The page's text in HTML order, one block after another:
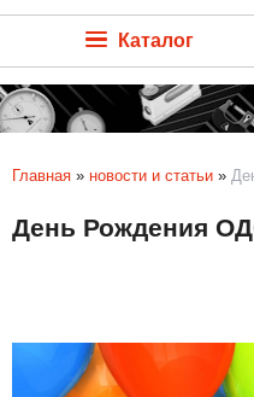
Каталог
Главная » новости и статьи »
День Рождения